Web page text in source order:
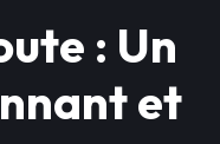
: Un
et